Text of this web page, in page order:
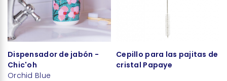
Dispensador de jabón -
Chic'oh
Orchid Blue
Cepillo para las pajitas de
cristal Papaye